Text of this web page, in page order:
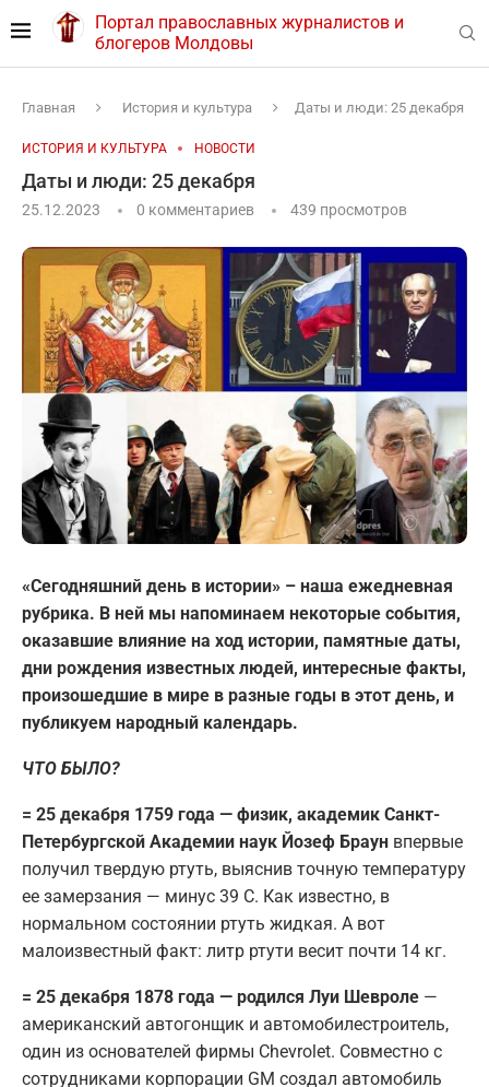
Портал православных журналистов и
блогеров Молдовы
Главная История и культура Даты и люди: 25 декабря
ИСТОРИЯ И КУЛЬТУРА НОВОСТИ
Даты и люди: 25 декабря
25.12.2023 0 комментариев 439 просмотров
«Сегодняшний день в истории» – наша ежедневная
рубрика. В ней мы напоминаем некоторые события,
оказавшие влияние на ход истории, памятные даты,
дни рождения известных людей, интересные факты,
произошедшие в мире в разные годы в этот день, и
публикуем народный календарь.
ЧТО БЫЛО?
= 25 декабря 1759 года — физик, академик Санкт-
Петербургской Академии наук Йозеф Браун впервые
получил твердую ртуть, выяснив точную температуру
ее замерзания — минус 39 С. Как известно, в
нормальном состоянии ртуть жидкая. А вот
малоизвестный факт: литр ртути весит почти 14 кг.
= 25 декабря 1878 года — родился Луи Шевроле —
американский автогонщик и автомобилестроитель,
один из основателей фирмы Chevrolet. Совместно с
сотрудниками корпорации GM создал автомобиль